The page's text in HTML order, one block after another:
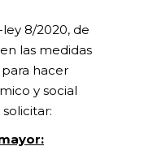
8/2020, de
las medidas
hacer
y social